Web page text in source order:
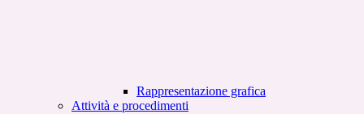
Rappresentazione grafica
Attività e procedimenti